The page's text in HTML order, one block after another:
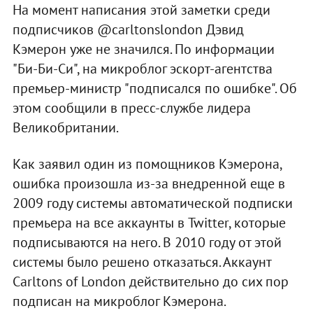
На момент написания этой заметки среди
подписчиков @carltonslondon Дэвид
Кэмерон уже не значился. По информации
"Би-Би-Си", на микроблог эскорт-агентства
премьер-министр "подписался по ошибке". Об
этом сообщили в пресс-службе лидера
Великобритании.
Как заявил один из помощников Кэмерона,
ошибка произошла из-за внедренной еще в
2009 году системы автоматической подписки
премьера на все аккаунты в Twitter, которые
подписываются на него. В 2010 году от этой
системы было решено отказаться. Аккаунт
Carltons of London действительно до сих пор
подписан на микроблог Кэмерона.